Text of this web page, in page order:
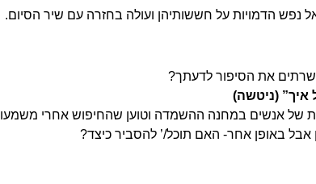
הדמויות על חששותיהן ועולה בחזרה עם שיר הסיום.
את הסיפור לדעתך?
איך” (ניטשה)
של אנשים במחנה ההשמדה וטוען שהחיפוש אחרי
אבל באופן אחר- האם תוכל/’ להסביר כיצד?